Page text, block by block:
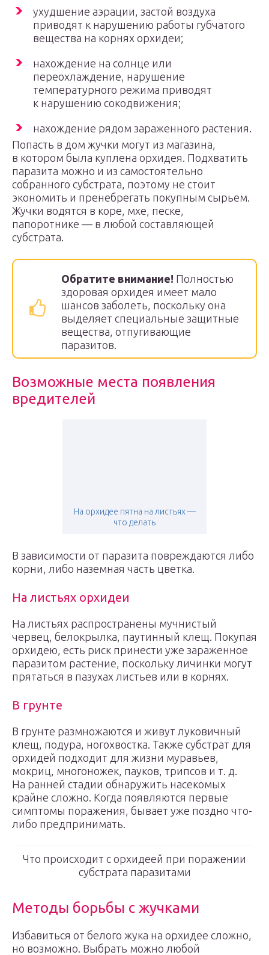
ухудшение аэрации, застой воздуха
приводят к нарушению работы губчатого
вещества на корнях орхидеи;
нахождение на солнце или
переохлаждение, нарушение
температурного режима приводят
к нарушению сокодвижения;
нахождение рядом зараженного растения.
Попасть в дом жучки могут из магазина,
в котором была куплена орхидея. Подхватить
паразита можно и из самостоятельно
собранного субстрата, поэтому не стоит
экономить и пренебрегать покупным сырьем.
Жучки водятся в коре, мхе, песке,
папоротнике — в любой составляющей
субстрата.
Обратите внимание! Полностью
здоровая орхидея имеет мало
шансов заболеть, поскольку она
выделяет специальные защитные
вещества, отпугивающие
паразитов.
Возможные места появления
вредителей
На орхидее пятна на листьях —
что делать
В зависимости от паразита повреждаются либо
корни, либо наземная часть цветка.
На листьях орхидеи
На листьях распространены мучнистый
червец, белокрылка, паутинный клещ. Покупая
орхидею, есть риск принести уже зараженное
паразитом растение, поскольку личинки могут
прятаться в пазухах листьев или в корнях.
В грунте
В грунте размножаются и живут луковичный
клещ, подура, ногохвостка. Также субстрат для
орхидей подходит для жизни муравьев,
мокриц, многоножек, пауков, трипсов и т. д.
На ранней стадии обнаружить насекомых
крайне сложно. Когда появляются первые
симптомы поражения, бывает уже поздно что-
либо предпринимать.
Что происходит с орхидеей при поражении
субстрата паразитами
Методы борьбы с жучками
Избавиться от белого жука на орхидее сложно,
но возможно. Выбрать можно любой